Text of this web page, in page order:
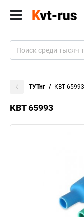
ТУТнг КВТ 65993
КВТ 65993